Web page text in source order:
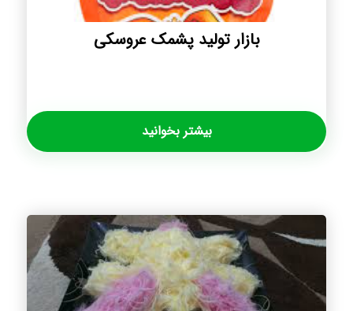
بازار تولید پشمک عروسکی
بیشتر بخوانید